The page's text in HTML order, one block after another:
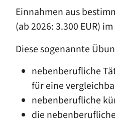
Einnahmen aus
(ab 2026: 3.300 EUR)
Diese sogenannte
nebenberufliche
für eine
nebenberufliche
die